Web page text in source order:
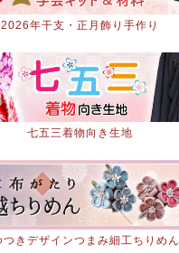
2026年干支・正月飾り手作り
七五三着物向き生地
つきデザインつまみ細工ちりめん